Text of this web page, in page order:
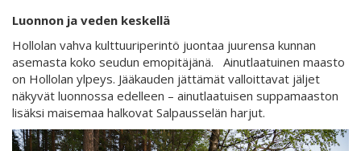
Luonnon ja veden keskellä
Hollolan vahva kulttuuriperintö juontaa juurensa kunnan
asemasta koko seudun emopitäjänä. Ainutlaatuinen maasto
on Hollolan ylpeys. Jääkauden jättämät valloittavat jäljet
näkyvät luonnossa edelleen – ainutlaatuisen suppamaaston
lisäksi maisemaa halkovat Salpausselän harjut.